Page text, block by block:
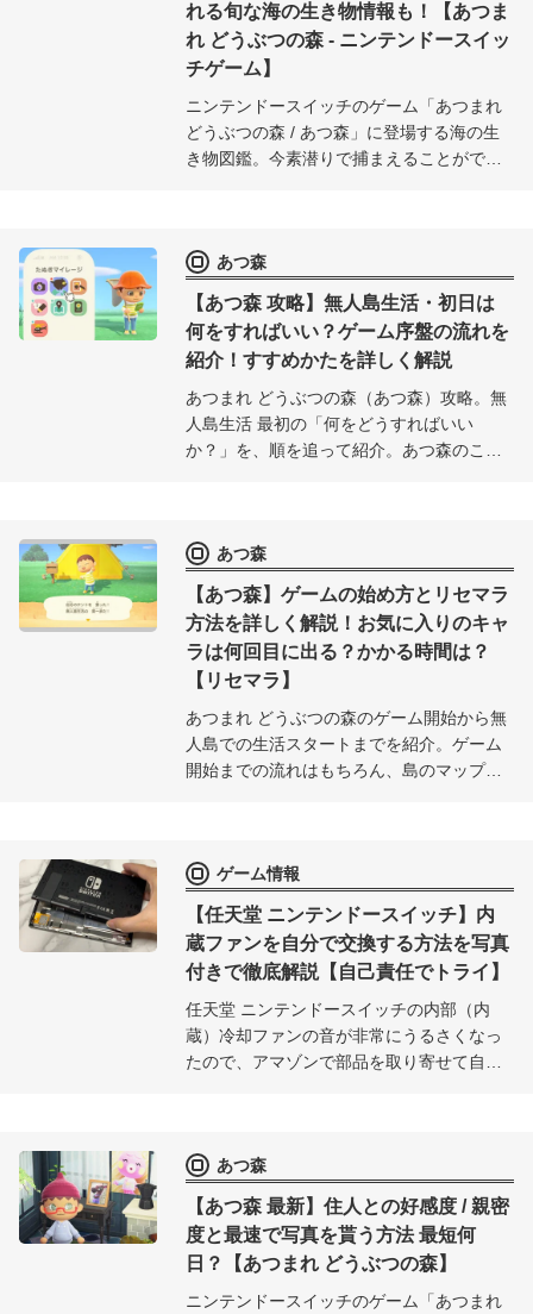
れる旬な海の生き物情報も！【あつま
れ どうぶつの森 - ニンテンドースイッ
チゲーム】
ニンテンドースイッチのゲーム「あつまれ
どうぶつの森 / あつ森」に登場する海の生
き物図鑑。今素潜りで捕まえることができ
もひと目でチェック可能。
あつ森
【あつ森 攻略】無人島生活・初日は
何をすればいい？ゲーム序盤の流れを
紹介！すすめかたを詳しく解説
あつまれ どうぶつの森（あつ森）攻略。無
人島生活 最初の「何をどうすればいい
か？」を、順を追って紹介。あつ森のこの
あつ森
【あつ森】ゲームの始め方とリセマラ
方法を詳しく解説！お気に入りのキャ
ラは何回目に出る？かかる時間は？
【リセマラ】
あつまれ どうぶつの森のゲーム開始から無
人島での生活スタートまでを紹介。ゲーム
開始までの流れはもちろん、島のマップの
望んだどうぶつキャラを選べるのか？
ゲーム情報
【任天堂 ニンテンドースイッチ】内
蔵ファンを自分で交換する方法を写真
付きで徹底解説【自己責任でトライ】
任天堂 ニンテンドースイッチの内部（内
蔵）冷却ファンの音が非常にうるさくなっ
たので、アマゾンで部品を取り寄せて自分
合、壊れても誰も助けてくれないので自己
責任でトライしよう。
あつ森
【あつ森 最新】住人との好感度 / 親密
度と最速で写真を貰う方法 最短何
日？【あつまれ どうぶつの森】
ニンテンドースイッチのゲーム「あつまれ